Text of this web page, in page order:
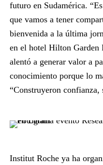
futuro en Sudamérica.
que vamos a tener
bienvenida a la última
en el hotel Hilton
alentó a generar valor a
conocimiento porque lo
“Construyeron confianza,
Institut Roche ya ha